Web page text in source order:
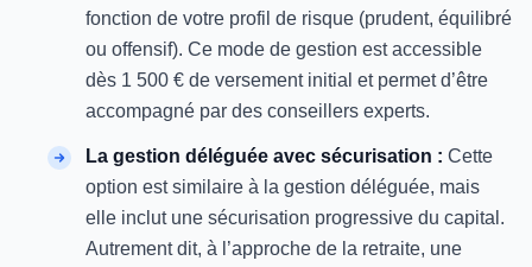
fonction de votre profil de risque (prudent, équilibré
ou offensif). Ce mode de gestion est accessible
dès 1 500 € de versement initial et permet d’être
accompagné par des conseillers experts​.
La gestion déléguée avec sécurisation : Cette
option est similaire à la gestion déléguée, mais
elle inclut une sécurisation progressive du capital.
Autrement dit, à l’approche de la retraite, une